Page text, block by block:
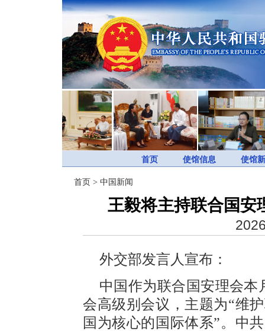
首页 使馆信息 使馆
首页 > 中国新闻
王毅将主持联合国安
外交部发言人宣布：
中国作为联合国安理会本
会高级别会议，主题为“维
国为核心的国际体系”。中